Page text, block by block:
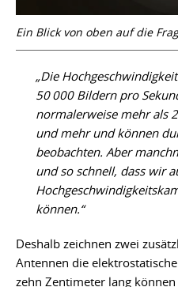
Ein Blick von oben auf die
„Die
50 000 Bildern pro
normalerweise mehr als
und mehr und können
beobachten. Aber
und so schnell, dass wir
können.“
Deshalb zeichnen zwei
Antennen die
zehn Zentimeter lang